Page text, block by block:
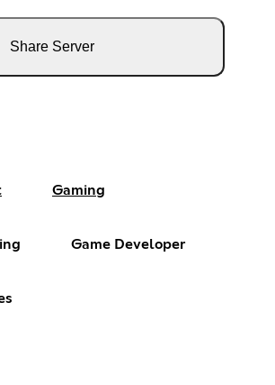
Share Server
Gaming
Game Developer